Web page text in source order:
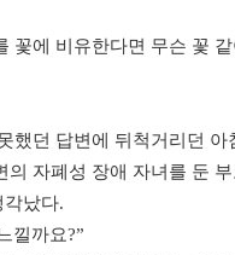
꽃에 비유한다면 무슨 꽃 같
했던 답변에 뒤척거리던 아
의 자폐성 장애 자녀를 둔
각났다.
낄까요?”